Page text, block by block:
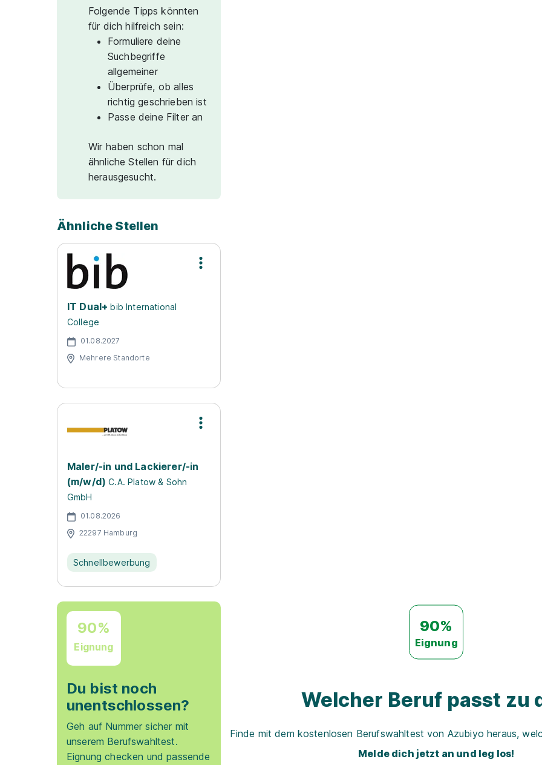
Folgende Tipps könnten
für dich hilfreich sein:
Formuliere deine
Suchbegriffe
allgemeiner
Überprüfe, ob alles
richtig geschrieben ist
Passe deine Filter an
Wir haben schon mal
ähnliche Stellen für dich
herausgesucht.
Ähnliche Stellen
IT Dual+ bib International
College
01.08.2027
Mehrere Standorte
Maler/-in und Lackierer/-in
(m/w/d) C.A. Platow & Sohn
GmbH
01.08.2026
22297 Hamburg
Schnellbewerbung
90%
Eignung
Du bist noch
unentschlossen?
Geh auf Nummer sicher mit
unserem Berufswahltest.
Eignung checken und passende
90%
Eignung
Welcher Beruf passt zu
Finde mit dem kostenlosen Berufswahltest von Azubiyo heraus,
Melde dich jetzt an und leg los!